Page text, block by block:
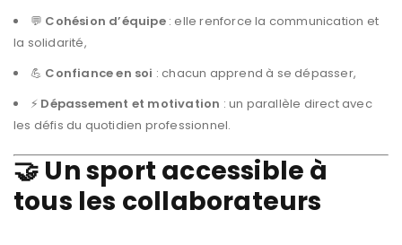
💬 Cohésion d’équipe: elle renforce la communication et
la solidarité,
💪 Confiance en soi : chacun apprend à se dépasser,
⚡ Dépassement et motivation : un parallèle direct avec
les défis du quotidien professionnel.
🤝 Un sport accessible à
tous les collaborateurs